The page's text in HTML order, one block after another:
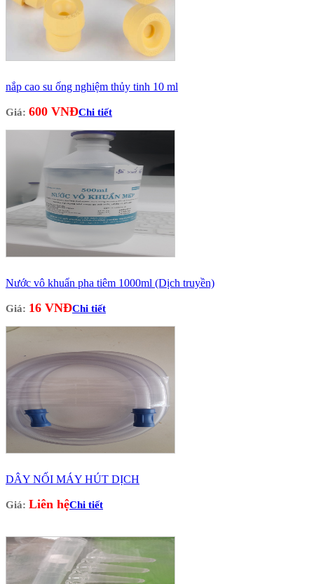
nắp cao su ống nghiệm thủy tinh 10 ml
Giá: 600 VNĐChi tiết
Nước vô khuẩn pha tiêm 1000ml (Dịch truyền)
Giá: 16 VNĐChi tiết
DÂY NỐI MÁY HÚT DỊCH
Giá: Liên hệChi tiết